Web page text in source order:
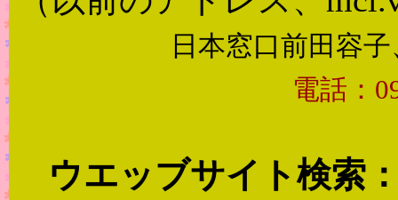
日本窓口前田容子
電話：
ウエッブサイト検索